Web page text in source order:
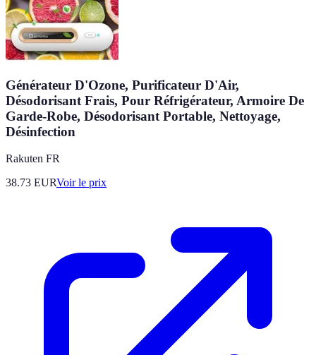
Générateur D'Ozone, Purificateur D'Air,
Désodorisant Frais, Pour Réfrigérateur, Armoire De
Garde-Robe, Désodorisant Portable, Nettoyage,
Désinfection
Rakuten FR
38.73 EURVoir le prix